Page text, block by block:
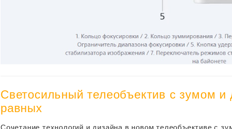
Светосильный телеобъектив с зумом
равных